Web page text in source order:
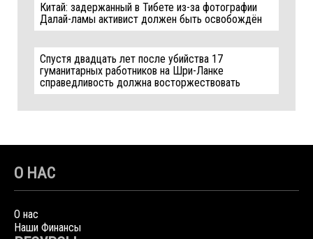
Китай: задержанный в Тибете из-за фотографии
Далай-ламы активист должен быть освобождён
Спустя двадцать лет после убийства 17
гуманитарных работников на Шри-Ланке
справедливость должна восторжествовать
О НАС
О нас
Наши Финансы